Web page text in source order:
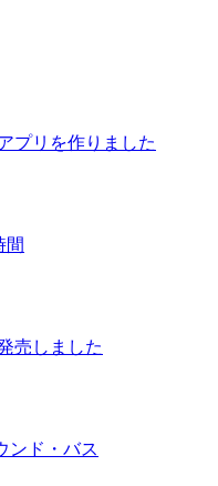
プリを作りました
間
売しました
ンド・バス